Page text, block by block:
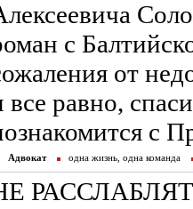
с
от
все равно,
с
Адвокат одна жизнь, одна команда